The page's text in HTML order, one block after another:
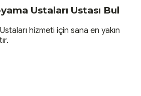
Ustaları Ustası Bul
hizmeti için sana en yakın